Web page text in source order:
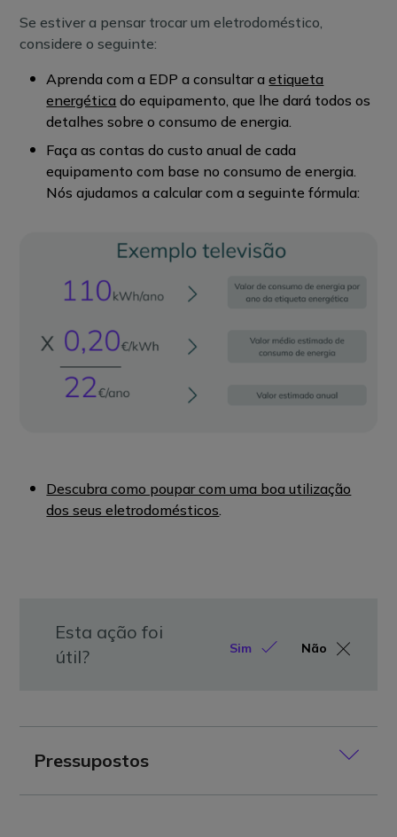
Se estiver a pensar trocar um eletrodoméstico,
considere o seguinte:
Aprenda com a EDP a consultar aetiqueta
energética do equipamento, que lhe dará todos os
detalhes sobre o consumo de energia.
Faça as contas do custo anual de cada
equipamento com base no consumo de energia.
Nós ajudamos a calcular com a seguinte fórmula:
Descubra como poupar com uma boa utilização
dos seus eletrodomésticos.
Esta ação foi
útil?
Sim Não
Pressupostos